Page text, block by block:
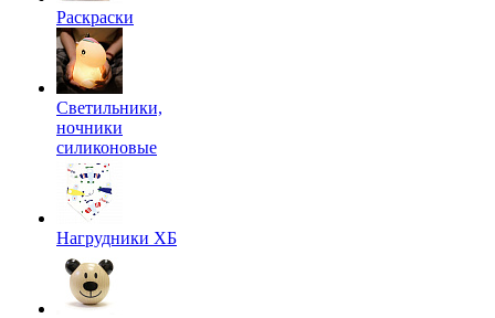
Раскраски
Светильники,
ночники
силиконовые
Нагрудники ХБ